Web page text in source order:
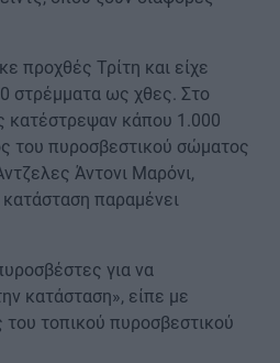
προχθές Τρίτη και είχε
στρέμματα ως χθες. Στο
κατέστρεψαν κάπου 1.000
του πυροσβεστικού σώματος
Άντονι Μαρόνι,
παραμένει
για να
κατάσταση», είπε με
τοπικού πυροσβεστικού